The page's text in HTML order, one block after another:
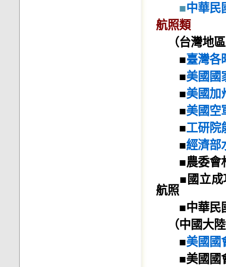
■中華民
航照類
（台灣地
■臺灣各
■美國國
■美國加
■美國空
■工研院
■經濟部
■農委會林
■國立成功
航照
■中華民國
（中國大
■美國國
■美國國